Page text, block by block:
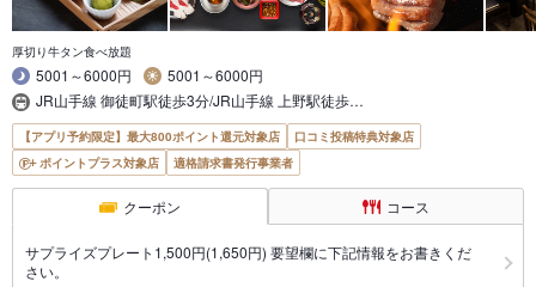
厚切り牛タン食べ放題
5001～6000円
5001～6000円
JR山手線 御徒町駅徒歩3分/JR山手線 上野駅徒歩…
【アプリ予約限定】最大800ポイント還元対象店
口コミ投稿特典対象店
ポイントプラス対象店
適格請求書発行事業者
クーポン コース
サプライズプレート1,500円(1,650円) 要望欄に下記情報をお書きくだ
さい。